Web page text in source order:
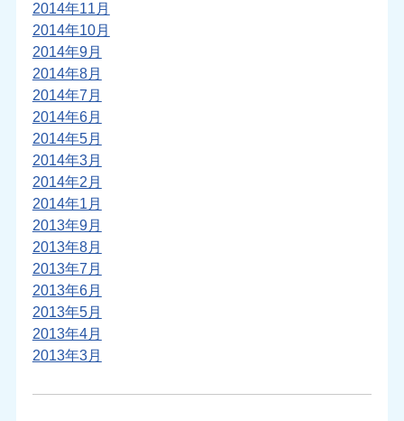
2014年11月
2014年10月
2014年9月
2014年8月
2014年7月
2014年6月
2014年5月
2014年3月
2014年2月
2014年1月
2013年9月
2013年8月
2013年7月
2013年6月
2013年5月
2013年4月
2013年3月